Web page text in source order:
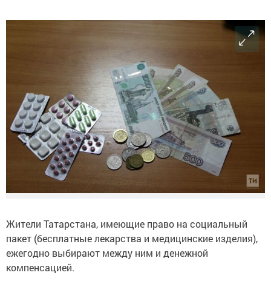
Жители Татарстана, имеющие право на социальный
пакет (бесплатные лекарства и медицинские изделия),
ежегодно выбирают между ним и денежной
компенсацией.